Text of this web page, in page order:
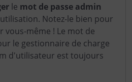
le mot de passe admin
Notez-le bien pour
vous-même ! Le mot de
le gestionnaire de charge
d'utilisateur est toujours